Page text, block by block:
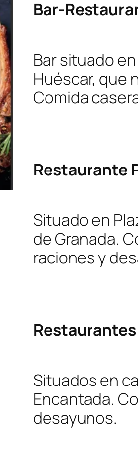
Bar-
Bar situado
Huéscar, que
Comida
Restaurante
Situado en
de Granada.
raciones y
Restaurantes
Situados en
Encantada.
desayunos.